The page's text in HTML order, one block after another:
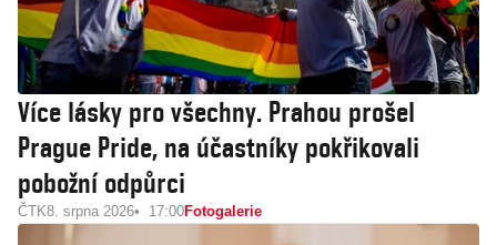
Více lásky pro všechny. Prahou prošel
Prague Pride, na účastníky pokřikovali
pobožní odpůrci
ČTK8. srpna 2026 17:00Fotogalerie